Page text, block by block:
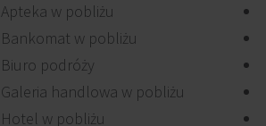
Apteka w pobliżu
Bankomat w pobliżu
Biuro podróży
Galeria handlowa w pobliżu
Hotel w pobliżu